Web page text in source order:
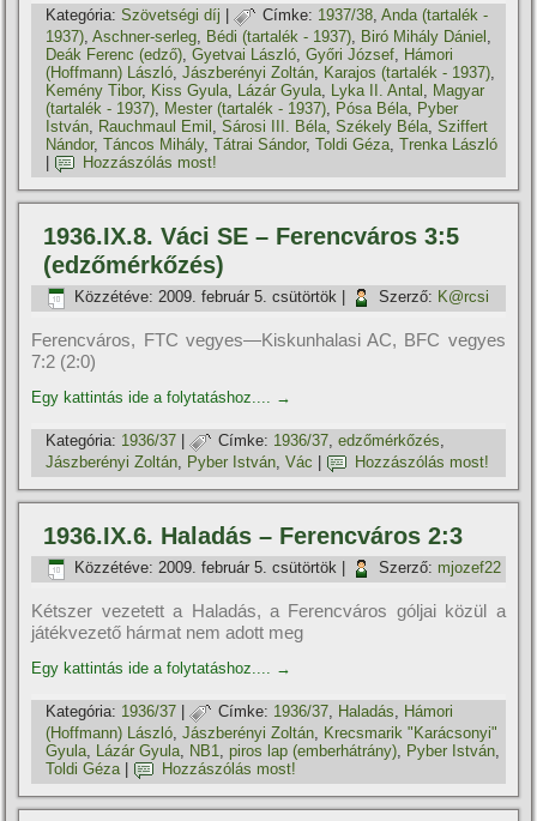
Kategória: Szövetségi dí­j | Címke: 1937/38,Anda (tartalék -
1937) ,Aschner-serleg Bédi (tartalék - 1937) Biró Mihály Dániel
Deák Ferenc (edző) ,Gyetvai László ,Győri József Hámori
(Hoffmann) László ,Jászberényi Zoltán Karajos (tartalék - 1937)
Kemény Tibor, Kiss Gyula Lázár Gyula Lyka II. Antal
Magyar
(tartalék - 1937) Mester (tartalék - 1937) Pósa Béla Pyber
István Rauchmaul Emil ,Sárosi III. Béla ,Székely Béla ,Sziffert
Nándor,Táncos Mihály,Tátrai Sándor,Toldi Géza ,Trenka László
Hozzászólás most!
1936.IX.8. Váci SE – Ferencváros 3:5
(edzőmérkőzés)
Közzétéve: 2009. február 5. csütörtök Szerző: K@rcsi
Ferencváros, FTC vegyes—Kiskunhalasi AC, BFC vegyes
7:2 (2:0)
Egy kattintás ide a folytatáshoz.... →
Kategória: 1936/37 | Címke: 1936/37,edzőmérkőzés,
Jászberényi Zoltán, Pyber István,Vác Hozzászólás most!
1936.IX.6. Haladás – Ferencváros 2:3
Közzétéve: 2009. február 5. csütörtök Szerző: mjozef22
Kétszer vezetett a Haladás, a Ferencváros góljai közül a
játékvezető hármat nem adott meg
Egy kattintás ide a folytatáshoz.... →
Kategória: 1936/37 | Címke: 1936/37, Haladás, Hámori
(Hoffmann) László ,Jászberényi Zoltán Krecsmarik "Karácsonyi"
Gyula Lázár Gyula NB1 ,piros lap (emberhátrány) Pyber István
Toldi Géza| Hozzászólás most!